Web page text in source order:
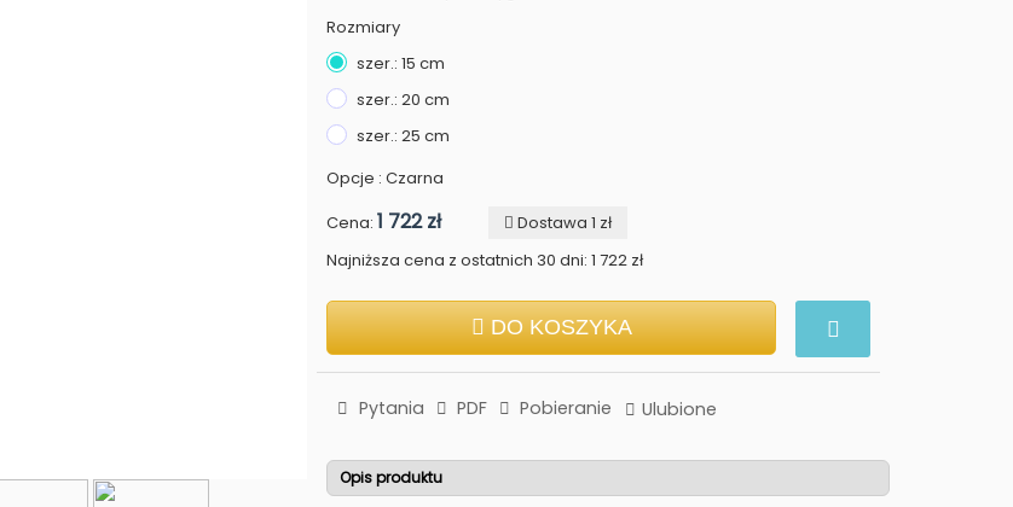
Rozmiary
szer.: 15 cm
szer.: 20 cm
szer.: 25 cm
Opcje : Czarna
Cena:1 722 zł
Dostawa 1 zł
Najniższa cena z ostatnich 30 dni: 1 722 zł
DO KOSZYKA
Pytania PDF Pobieranie Ulubione
Opis produktu